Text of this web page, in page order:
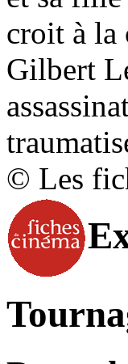
croit à la
Gilbert
© Les